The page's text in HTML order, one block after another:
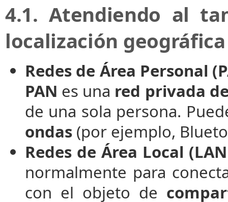
4.1. Atendiendo al
localización geográfica
Redes de Área Personal
PAN es una red privada
de una sola persona.
ondas (por ejemplo,
Redes de Área Local
normalmente para
con el objeto de